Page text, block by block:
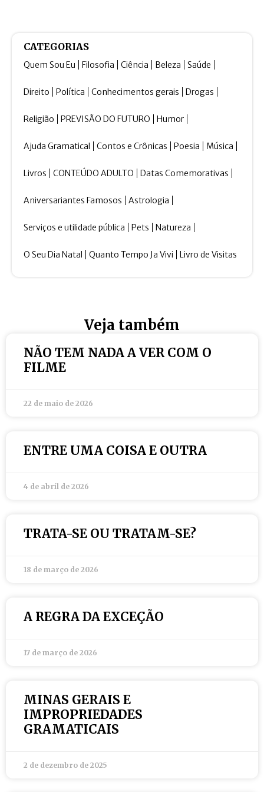
CATEGORIAS
Quem Sou Eu Filosofia Ciência Beleza Saúde
Direito Política Conhecimentos gerais Drogas
Religião PREVISÃO DO FUTURO Humor
Ajuda Gramatical Contos e Crônicas Poesia Música
Livros CONTEÚDO ADULTO Datas Comemorativas
Aniversariantes Famosos Astrologia
Serviços e utilidade pública Pets Natureza
O Seu Dia Natal Quanto Tempo Ja Vivi Livro de Visitas
Veja também
NÃO TEM NADA A VER COM O
FILME
22 de maio de 2026
ENTRE UMA COISA E OUTRA
4 de abril de 2026
TRATA-SE OU TRATAM-SE?
18 de março de 2026
A REGRA DA EXCEÇÃO
17 de março de 2026
MINAS GERAIS E
IMPROPRIEDADES
GRAMATICAIS
2 de dezembro de 2025